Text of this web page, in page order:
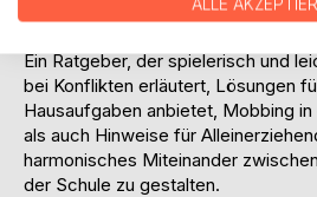
Wichtigste herausstellen und
Ein Ratgeber, der spielerisch und
bei Konflikten erläutert, Lösungen
Hausaufgaben anbietet, Mobbing
als auch Hinweise für
harmonisches Miteinander
der Schule zu gestalten.